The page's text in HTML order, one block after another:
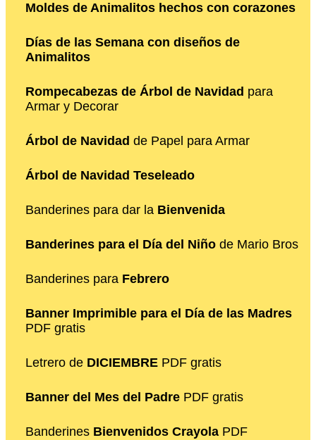
Moldes de Animalitos hechos con corazones
Días de las Semana con diseños de
Animalitos
Rompecabezas de Árbol de Navidad para
Armar y Decorar
Árbol de Navidad de Papel para Armar
Árbol de Navidad Teseleado
Banderines para dar la Bienvenida
Banderines para el Día del Niño de Mario Bros
Banderines para Febrero
Banner Imprimible para el Día de las Madres
PDF gratis
Letrero de DICIEMBRE PDF gratis
Banner del Mes del Padre PDF gratis
Banderines Bienvenidos Crayola PDF